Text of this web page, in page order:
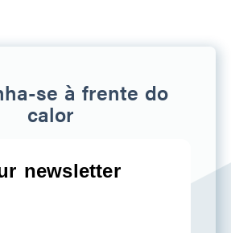
se à frente do
calor